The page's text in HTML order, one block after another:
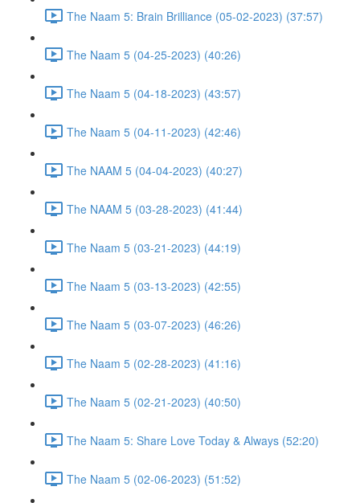
The Naam 5: Brain Brilliance (05-02-2023) (37:57)
The Naam 5 (04-25-2023) (40:26)
The Naam 5 (04-18-2023) (43:57)
The Naam 5 (04-11-2023) (42:46)
The NAAM 5 (04-04-2023) (40:27)
The NAAM 5 (03-28-2023) (41:44)
The Naam 5 (03-21-2023) (44:19)
The Naam 5 (03-13-2023) (42:55)
The Naam 5 (03-07-2023) (46:26)
The Naam 5 (02-28-2023) (41:16)
The Naam 5 (02-21-2023) (40:50)
The Naam 5: Share Love Today & Always (52:20)
The Naam 5 (02-06-2023) (51:52)